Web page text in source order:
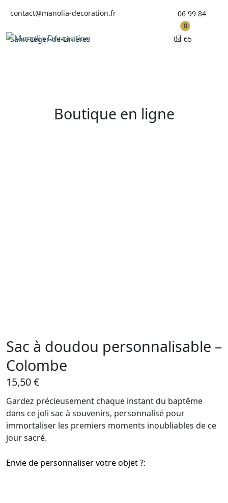
content
contact@manolia-decoration.fr
Saint-Léger-de-Linières
06 99 84
04 65
0
Boutique en ligne
Sac à doudou personnalisable –
Colombe
15,50€
Gardez précieusement chaque instant du baptême
dans ce joli sac à souvenirs, personnalisé pour
immortaliser les premiers moments inoubliables de ce
jour sacré.
Envie de personnaliser votre objet ?: